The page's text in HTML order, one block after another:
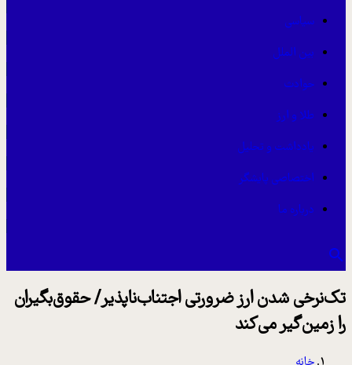
سیاسی
بین الملل
حوادث
طلا و ارز
یادداشت و تحلیل
اختصاصی پایشگر
درباره ما
شدن ارز ضرورتی اجتناب‌ناپذیر/ حقوق‌بگیران
زمین‌گیر می‌کند